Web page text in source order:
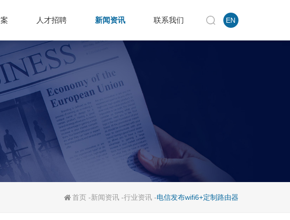
人才招聘 新闻资讯 联系我们 EN
首页 -新闻资讯 -行业资讯 -电信发布wifi6+定制路由器